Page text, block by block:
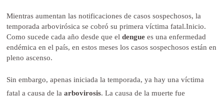
Mientras aumentan las notificaciones de casos sospechosos, la
temporada arbovirósica se cobró su primera víctima fatal.Inicio.
Como sucede cada año desde que el dengue es una enfermedad
endémica en el país, en estos meses los casos sospechosos están en
pleno ascenso.
Sin embargo, apenas iniciada la temporada, ya hay una víctima
fatal a causa de laarbovirosis. La causa de la muerte fue